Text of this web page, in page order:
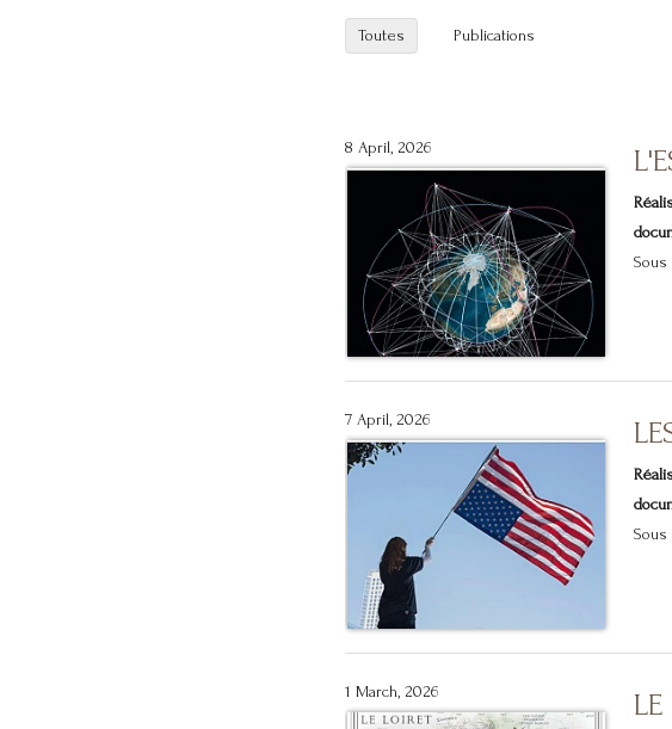
Toutes Publications
8 April, 2026
7 April, 2026
1 March, 2026 LE